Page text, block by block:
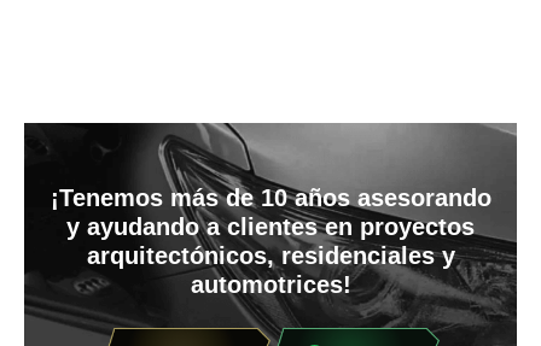
¡Tenemos más de 10 años asesorando
y ayudando a clientes en proyectos
arquitectónicos, residenciales y
automotrices!